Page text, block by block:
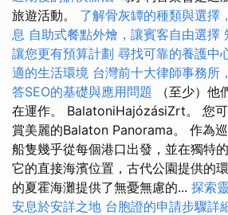
旅遊活動。 了解骨灰罈的種類與選擇
息 自助式餐點外燴，讓賓客自由選擇
讓您更有預算計劃 尋找可靠的養護中
適的生活環境 台灣前十大律師事務所
答SEO的基礎與應用問題 （至少）他
在運作。 BalatoniHajózásiZrt。 您
賞美麗的Balaton Panorama。 作為
船隻幾乎從每個港口出發，並在獨特
它的直接海濱位置，古代公園提供的
的夏霍海灘提供了無憂無慮的... 探索
安息於安詳之地 台胞證的申請步驟詳